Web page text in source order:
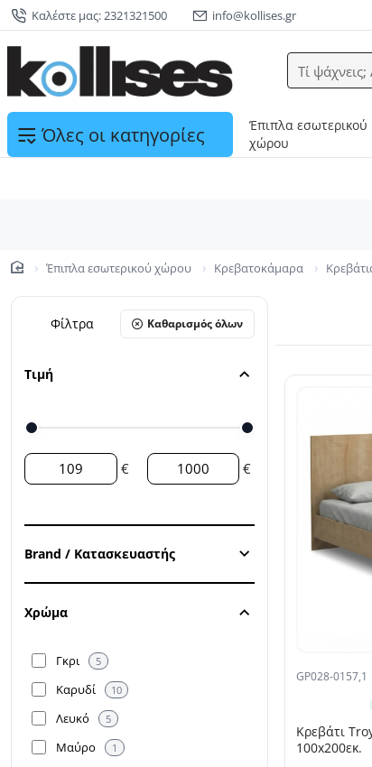
Καλέστε μας: 2321321500 info@kollises.gr
Τί
Όλες οι κατηγορίες
Έπιπλα εσωτερικού
χώρου
Έπιπλα εσωτερικού χώρου Κρεβατοκάμαρα
Φίλτρα Καθαρισμός όλων
Τιμή
€ €
Brand / Κατασκευαστής
Χρώμα
Γκρι 5
Καρυδί 10
Λευκό 5
Μαύρο 1
GP028-0157,1
Κρεβάτι
100x200εκ.